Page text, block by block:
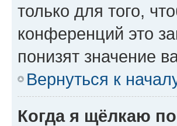
только для того,
конференций это
понизят значение
Вернуться к
Когда я щёлкаю